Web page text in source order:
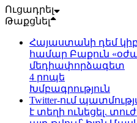
Ուցադրել
Թաքցնել
Հայաստանի դեմ
համար Բաքուն
մեդիափորձագետ
4 րոպե
Խմբագրություն
Twitter-ում
է տեղի ունեցել.